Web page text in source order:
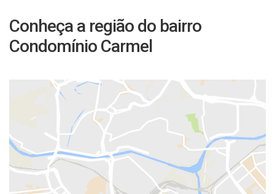
Conheça a região do bairro
Condomínio Carmel